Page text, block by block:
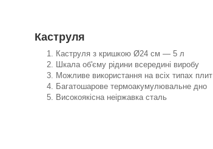
Каструля
Каструля з кришкою Ø24 см — 5 л
Шкала об'єму рідини всередині виробу
Можливе використання на всіх типах плит
Багатошарове термоакумулювальне дно
Високоякісна неіржавка сталь